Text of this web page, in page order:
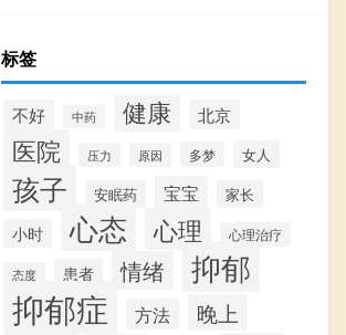
标签
不好 中药 健康 北京
医院 压力 原因 多梦 女人
孩子 安眠药 宝宝 家长
小时 心态 心理 心理治疗
态度 患者 情绪 抑郁
抑郁症 方法 晚上